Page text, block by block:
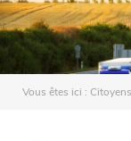
Vous êtes ici : Citoyens